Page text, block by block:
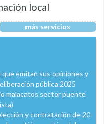
local
más servicios
que emitan sus opiniones y
pública 2025
malacatos sector puente
y contratación de 20